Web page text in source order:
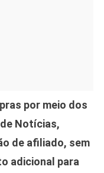
por meio dos
Notícias,
de afiliado, sem
adicional para